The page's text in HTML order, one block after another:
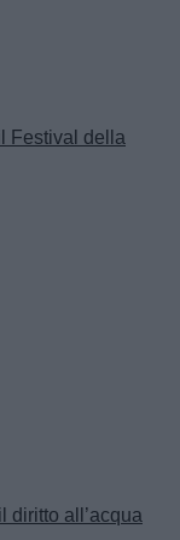
Festival della
diritto all’acqua